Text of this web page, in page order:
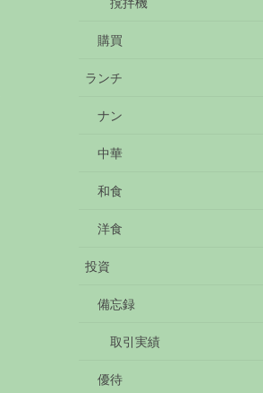
購買
ランチ
ナン
中華
和食
洋食
投資
備忘録
取引実績
優待